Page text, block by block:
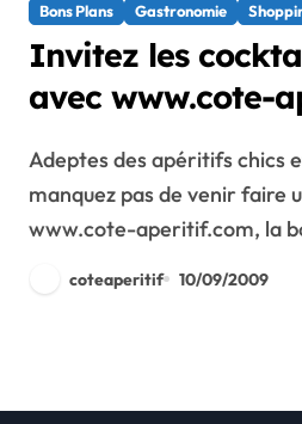
Bons Plans Gastronomie
Invitez les
avec www.cote-
Adeptes des apéritifs chics et originaux, ne
manquez pas de venir faire
www.cote-aperitif.com, la
coteaperitif 10/09/2009